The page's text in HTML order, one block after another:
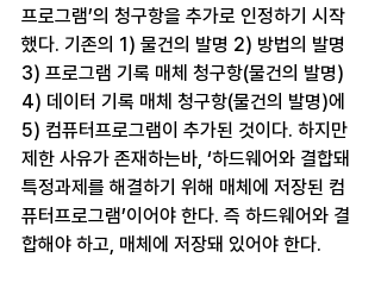
프로그램’의 청구항을 추가로 인정하기 시작
했다. 기존의 1) 물건의 발명 2) 방법의 발명
3) 프로그램 기록 매체 청구항(물건의 발명)
4) 데이터 기록 매체 청구항(물건의 발명)에
5) 컴퓨터프로그램이 추가된 것이다. 하지만
제한 사유가 존재하는바, ‘하드웨어와 결합돼
특정과제를 해결하기 위해 매체에 저장된 컴
퓨터프로그램’이어야 한다. 즉 하드웨어와 결
합해야 하고, 매체에 저장돼 있어야 한다.